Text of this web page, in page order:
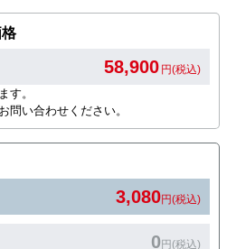
58,900 円(税込)
す。
問い合わせください。
3,080円(税込)
0円(税込)